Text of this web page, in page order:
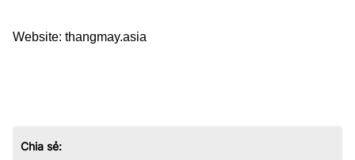
Website: thangmay.asia
Chia sẻ: